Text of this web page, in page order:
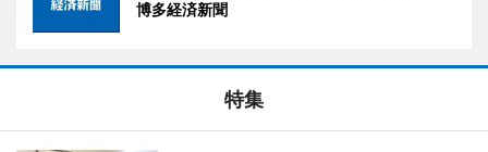
博多経済新聞
特集